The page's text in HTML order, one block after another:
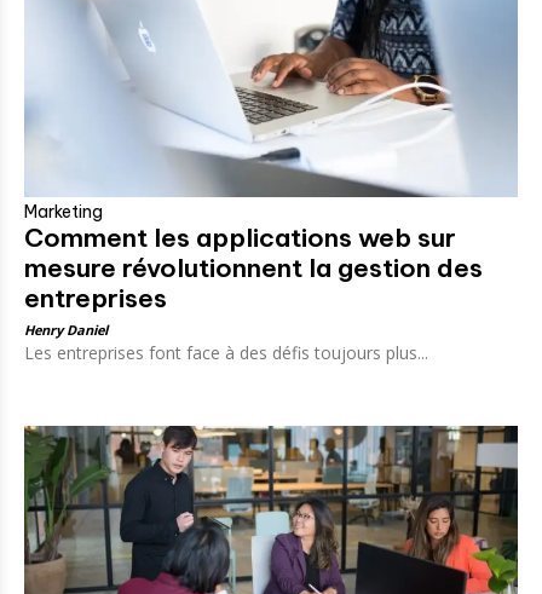
Marketing
Comment les applications web sur
mesure révolutionnent la gestion des
entreprises
Henry Daniel
Les entreprises font face à des défis toujours plus...